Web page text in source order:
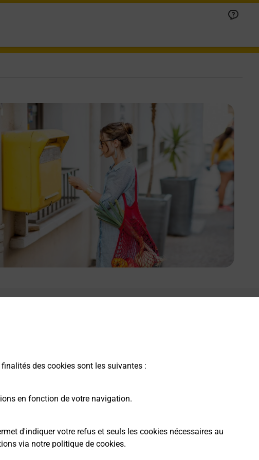
des cookies sont les suivantes :
en fonction de votre navigation.
d'indiquer votre refus et seuls les cookies nécessaires au
via notre politique de cookies.